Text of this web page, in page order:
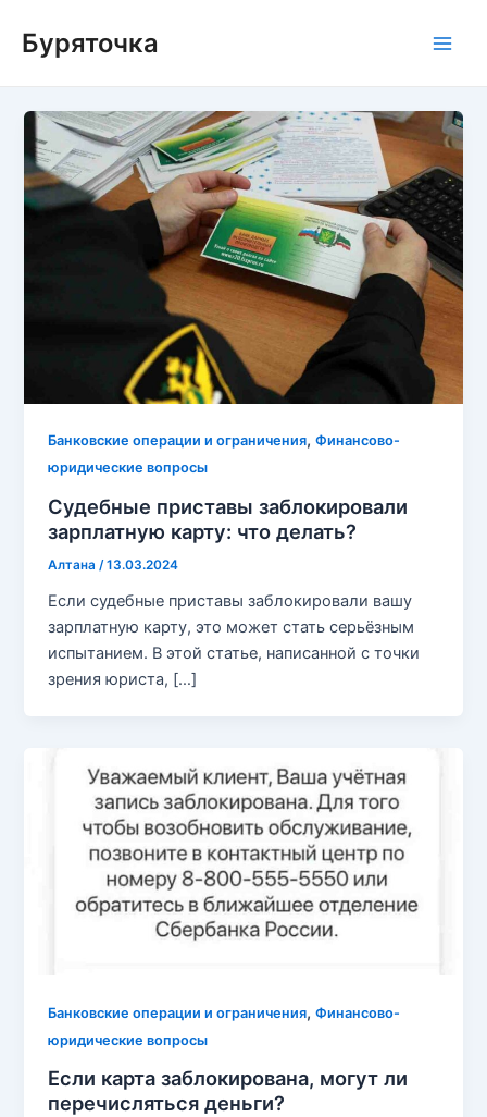
содержимому
Буряточка
Банковские операции и ограничения,Финансово-
юридические вопросы
Судебные приставы заблокировали
зарплатную карту: что делать?
Алтана/13.03.2024
Если судебные приставы заблокировали вашу
зарплатную карту, это может стать серьёзным
испытанием. В этой статье, написанной с точки
зрения юриста, […]
Банковские операции и ограничения,Финансово-
юридические вопросы
Если карта заблокирована, могут ли
перечисляться деньги?